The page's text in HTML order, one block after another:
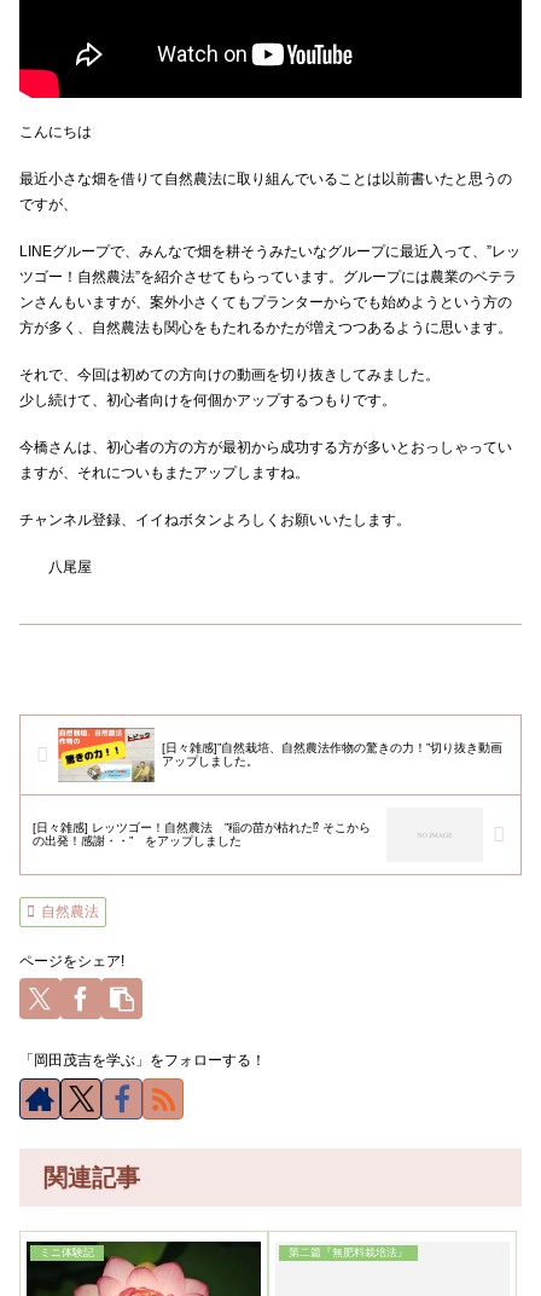
こんにちは
最近小さな畑を借りて自然農法に取り組んでいることは以前書いたと思うの
ですが、
LINEグループで、みんなで畑を耕そうみたいなグループに最近入って、”レッ
ツゴー！自然農法”を紹介させてもらっています。グループには農業のベテラ
ンさんもいますが、案外小さくてもプランターからでも始めようという方の
方が多く、自然農法も関心をもたれるかたが増えつつあるように思います。
それで、今回は初めての方向けの動画を切り抜きしてみました。
少し続けて、初心者向けを何個かアップするつもりです。
今橋さんは、初心者の方の方が最初から成功する方が多いとおっしゃってい
ますが、それについもまたアップしますね。
チャンネル登録、イイねボタンよろしくお願いいたします。
八尾屋
[日々雑感]”自然栽培、自然農法作物の驚きの力！”切り抜き動画
アップしました。
[日々雑感] レッツゴー！自然農法 ”稲の苗が枯れた⁉️ そこから
の出発！感謝・・” をアップしました
自然農法
ページをシェア!
「岡田茂吉を学ぶ」をフォローする！
関連記事
ミニ体験記 第二篇『無肥料栽培法』